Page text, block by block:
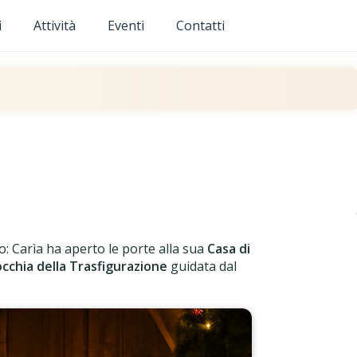
Attività Eventi Contatti
Carìa ha aperto le porte alla sua Casa di
della Trasfigurazione guidata dal